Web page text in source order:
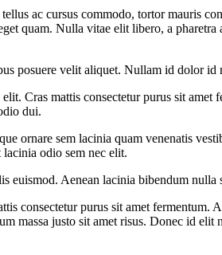
ac cursus commodo, tortor mauris
quam. Nulla vitae elit libero, a
posuere velit aliquet. Nullam id dolor
Cras mattis consectetur purus sit
dui.
ornare sem lacinia quam venenatis
odio sem nec elit.
euismod. Aenean lacinia bibendum nulla
consectetur purus sit amet fermentum.
massa justo sit amet risus. Donec id elit